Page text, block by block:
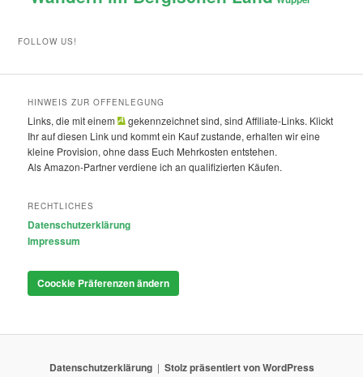
FOLLOW US!
HINWEIS ZUR OFFENLEGUNG
Links, die mit einem
gekennzeichnet sind, sind Affiliate-Links. Klickt
Ihr auf diesen Link und kommt ein Kauf zustande, erhalten wir eine
kleine Provision, ohne dass Euch Mehrkosten entstehen.
Als Amazon-Partner verdiene ich an qualifizierten Käufen.
RECHTLICHES
Datenschutzerklärung
Impressum
Coockie Präferenzen ändern
Datenschutzerklärung Stolz präsentiert von WordPress